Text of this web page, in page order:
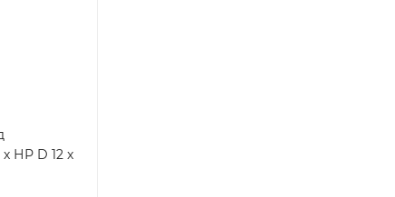
НР D 12 x